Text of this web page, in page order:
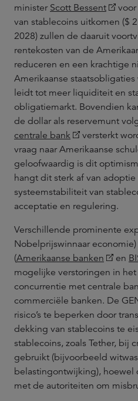
minister Scott Bessent
van stablecoins uitkomen ($
2028) zullen de daaruit
rentekosten van de
reduceren en een krachtige
Amerikaanse
leidt tot meer liquiditeit en
obligatiemarkt. Bovendien
de dollar als reservemunt
centrale bank
versterkt
vraag naar Amerikaanse
geloofwaardig is dit
hangt dit sterk af van
systeemstabiliteit van
acceptatie en regulering.
Verschillende prominente
Nobelprijswinnaar
(Amerikaanse banken en
mogelijke verstoringen in
concurrentie met centrale
commerciële banken. De
risico’s te beperken door
dekking van stablecoins te
stablecoins, zoals Tether, bij
gebruikt (bijvoorbeeld
belastingontwijking), hoewel
met de autoriteiten om